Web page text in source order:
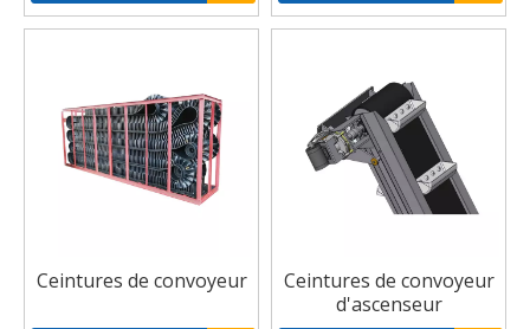
Ceintures de convoyeur
Ceintures de convoyeur
d'ascenseur